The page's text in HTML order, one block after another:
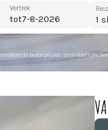
Vertrek
tot 1
de beste prijzen, onmiddellijke